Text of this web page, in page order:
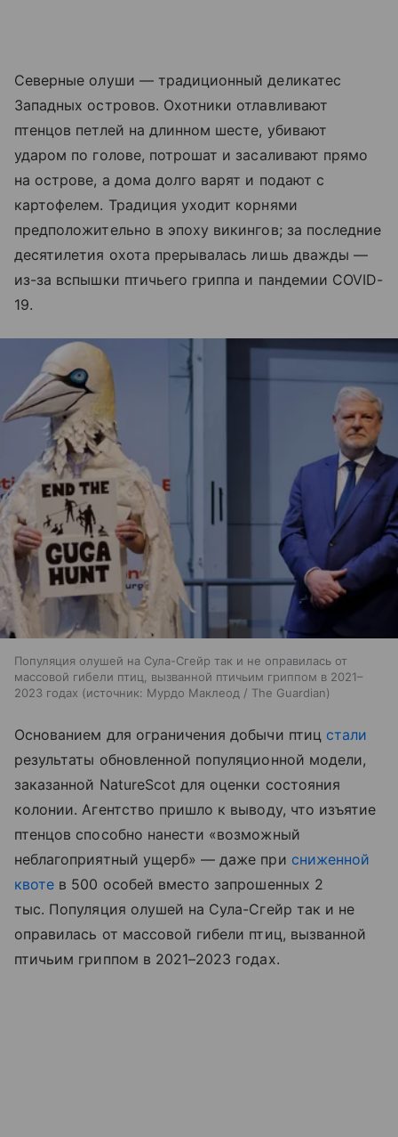
Северные олуши — традиционный деликатес
Западных островов. Охотники отлавливают
птенцов петлей на длинном шесте, убивают
ударом по голове, потрошат и засаливают прямо
на острове, а дома долго варят и подают с
картофелем. Традиция уходит корнями
предположительно в эпоху викингов; за последние
десятилетия охота прерывалась лишь дважды —
из-за вспышки птичьего гриппа и пандемии COVID-
19.
Популяция олушей на Сула-Сгейр так и не оправилась от
массовой гибели птиц, вызванной птичьим гриппом в 2021–
2023 годах
источник: Мурдо Маклеод / The Guardian
Основанием для ограничения добычи птиц стали
результаты обновленной популяционной модели,
заказанной NatureScot для оценки состояния
колонии. Агентство пришло к выводу, что изъятие
птенцов способно нанести «возможный
неблагоприятный ущерб» — даже при сниженной
квоте в 500 особей вместо запрошенных 2
тыс. Популяция олушей на Сула-Сгейр так и не
оправилась от массовой гибели птиц, вызванной
птичьим гриппом в 2021–2023 годах.